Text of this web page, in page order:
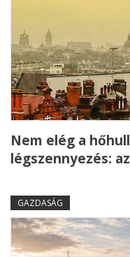
Nem elég a
légszennyezés:
GAZDASÁG